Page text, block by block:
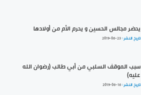
يحضر مجالس الحسين و يحرم الأم من أولادها
تاريخ النشر :2019-06-23
سبب الموقف السلبي من أبي طالب (رضوان الله
عليه)
تاريخ النشر :2019-06-16